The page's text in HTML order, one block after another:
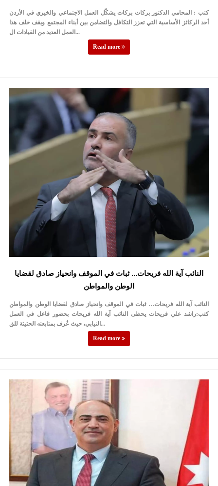
كتب : المحامي الدكتور بركات بركات يشكّل العمل الاجتماعي والخيري في الأردن
أحد الركائز الأساسية التي تعزز التكافل والتضامن بين أبناء المجتمع ويقف خلف هذا
العمل العديد من القيادات ال...
Read more
النائب آية الله فريحات… ثبات في الموقف وانحياز صادق لقضايا
الوطن والمواطن
النائب آية الله فريحات… ثبات في الموقف وانحياز صادق لقضايا الوطن والمواطن
كتب:راشد علي فريحات يحظى النائب آية الله فريحات بحضور فاعل في العمل
النيابي، حيث عُرف بمتابعته الحثيثة للق...
Read more